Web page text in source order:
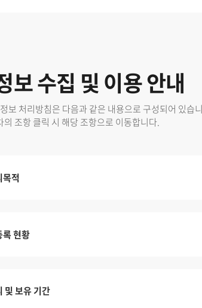
보 수집 및 이용 안내
보 처리방침은 다음과 같은 내용으로 구성되어 있습
조항 클릭 시 해당 조항으로 이동합니다.
목적
현황
및 보유 기간